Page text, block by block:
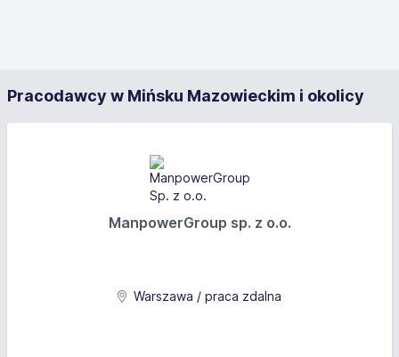
Pracodawcy w Mińsku Mazowieckim i okolicy
ManpowerGroup sp. z o.o.
Warszawa / praca zdalna